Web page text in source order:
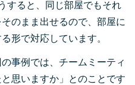
すると、同じ部屋でもそれ
のまま出せるので、部屋に
形で対応しています。
事例では、チームミーティ
思いますか」とのことです